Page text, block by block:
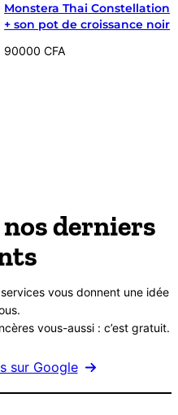
Monstera Thai Constellation
+ son pot de croissance noir
90000CFA
derniers
vous donnent une idée
vous-aussi : c’est gratuit.
sur Google